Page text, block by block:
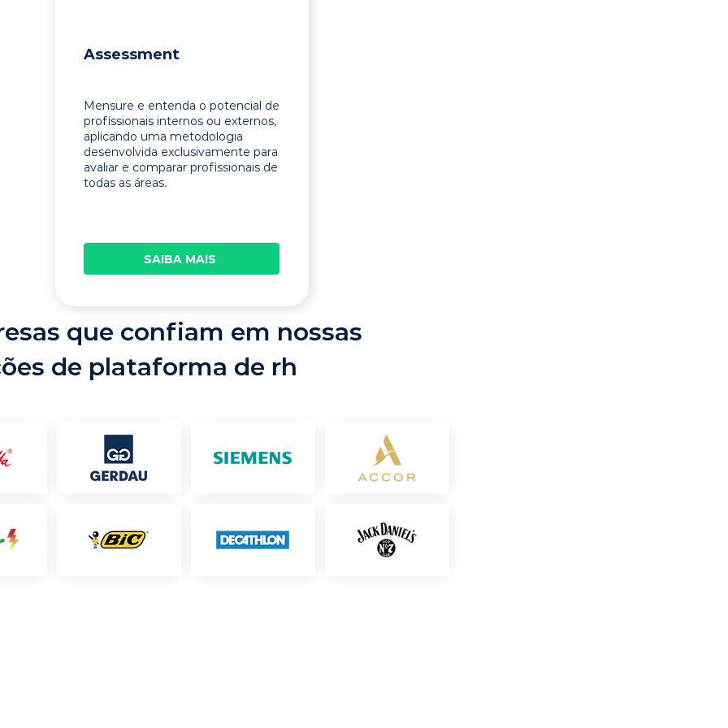
Assessment
Mensure e entenda o potencial de
profissionais internos ou externos,
aplicando uma metodologia
desenvolvida exclusivamente para
avaliar e comparar profissionais de
todas as áreas.
SAIBA MAIS
que confiam em nossas
de plataforma de rh